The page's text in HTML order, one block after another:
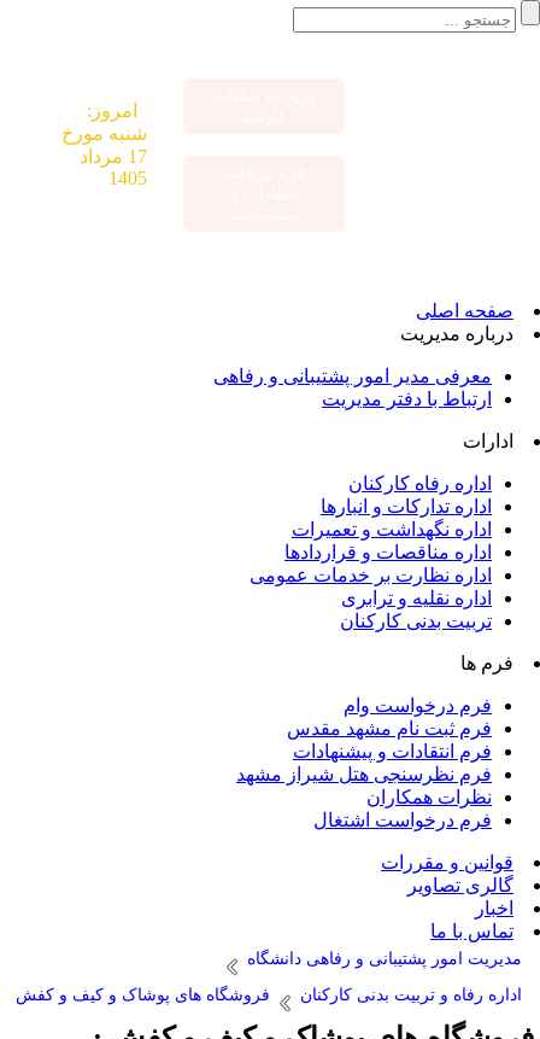
امروز:
شنبه مورخ
17 مرداد
1405
صفحه اصلی
درباره مدیریت
معرفی مدیر امور پشتیبانی و رفاهی
ارتباط با دفتر مدیریت
ادارات
اداره رفاه کارکنان
اداره تدارکات و انبارها
اداره نگهداشت و تعمیرات
اداره مناقصات و قراردادها
اداره نظارت بر خدمات عمومی
اداره نقلیه و ترابری
تربیت بدنی کارکنان
فرم ها
فرم درخواست وام
فرم ثبت نام مشهد مقدس
فرم انتقادات و پیشنهادات
فرم نظرسنجی هتل شیراز مشهد
نظرات همکاران
فرم درخواست اشتغال
قوانین و مقررات
گالری تصاویر
اخبار
تماس با ما
مدیریت امور پشتیبانی و رفاهی دانشگاه
اداره رفاه و تربیت بدنی کارکنان
فروشگاه های پوشاک و کیف و کفش